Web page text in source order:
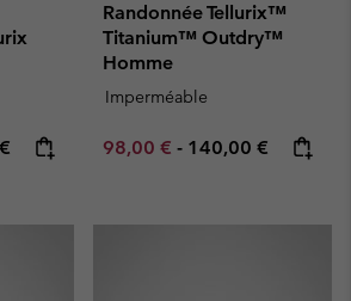
price:
Randonnée Tellurix™
Titanium™ Outdry™
Homme
Imperméable
Minimum sale price:
98,00 € - Maximum price:
140,00 €